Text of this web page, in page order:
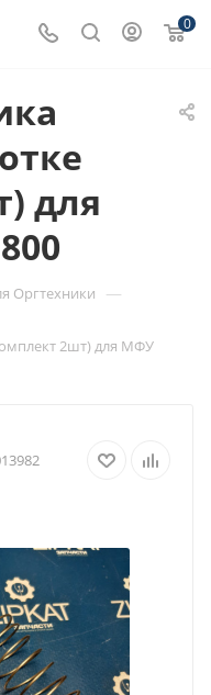
0
для
Оргтехники —
2шт) для МФУ